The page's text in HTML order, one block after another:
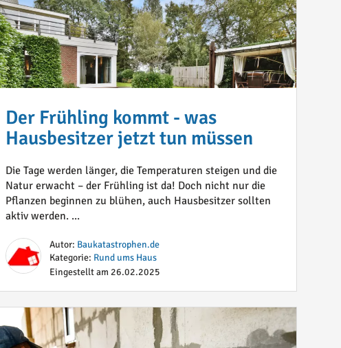
Der Frühling kommt - was
Hausbesitzer jetzt tun müssen
Die Tage werden länger, die Temperaturen steigen und die
Natur erwacht – der Frühling ist da! Doch nicht nur die
Pflanzen beginnen zu blühen, auch Hausbesitzer sollten
aktiv werden. ...
Autor: Baukatastrophen.de
Kategorie: Rund ums Haus
Eingestellt am 26.02.2025